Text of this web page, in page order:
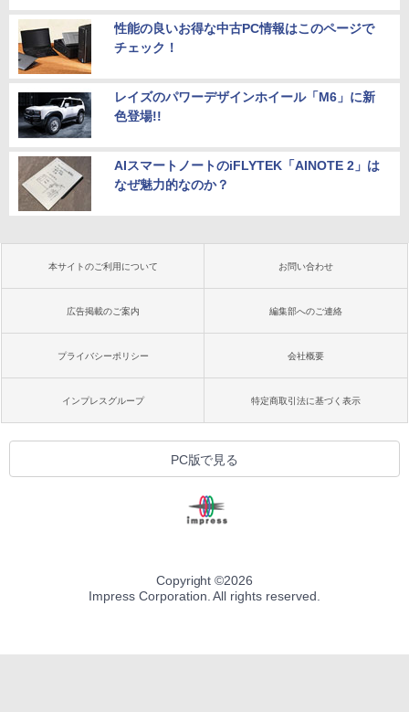
性能の良いお得な中古PC情報はこのページで
チェック！
レイズのパワーデザインホイール「M6」に新
色登場!!
AIスマートノートのiFLYTEK「AINOTE 2」は
なぜ魅力的なのか？
本サイトのご利用について お問い合わせ
広告掲載のご案内 編集部へのご連絡
プライバシーポリシー 会社概要
インプレスグループ 特定商取引法に基づく表示
PC版で見る
Copyright ©2026
Impress Corporation. All rights reserved.